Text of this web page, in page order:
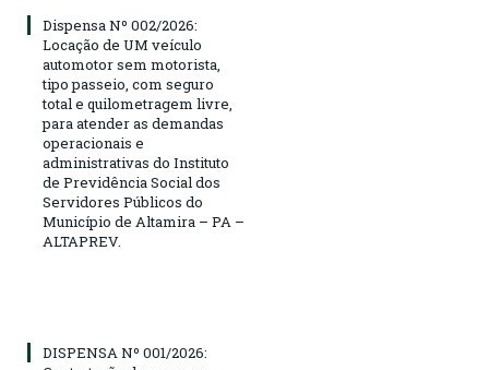
Dispensa Nº 002/2026:
Locação de UM veículo
automotor sem motorista,
tipo passeio, com seguro
total e quilometragem livre,
para atender as demandas
operacionais e
administrativas do Instituto
de Previdência Social dos
Servidores Públicos do
Município de Altamira – PA –
ALTAPREV.
DISPENSA Nº 001/2026: